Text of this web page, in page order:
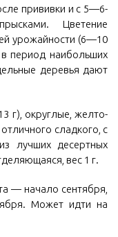
прививки и с 5—6-
Цветение
урожайности (6—10
период наибольших
деревья дают
г), округлые, желто-
сладкого, с
лучших десертных
вес 1 г.
— начало сентября,
Может идти на